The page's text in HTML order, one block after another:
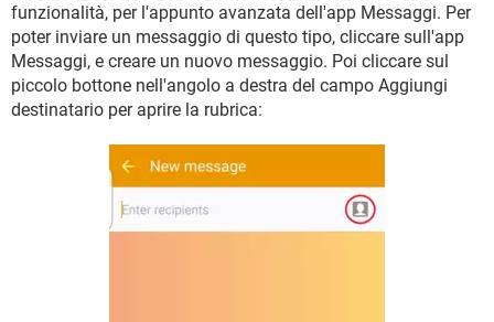
funzionalità, per l'appunto avanzata dell'app Messaggi. Per
poter inviare un messaggio di questo tipo, cliccare sull'app
Messaggi, e creare un nuovo messaggio. Poi cliccare sul
piccolo bottone nell'angolo a destra del campo Aggiungi
destinatario per aprire la rubrica: